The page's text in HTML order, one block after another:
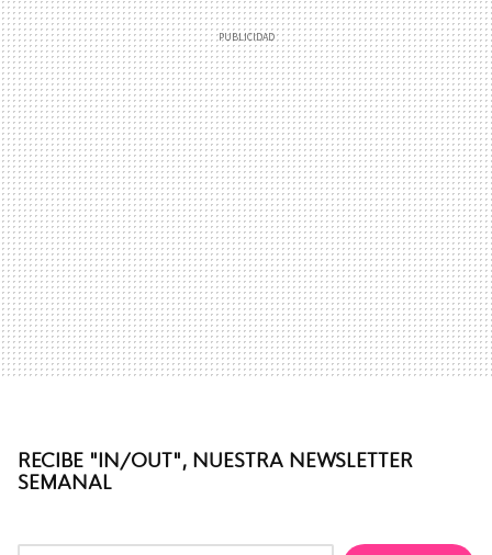
RECIBE "IN/OUT", NUESTRA NEWSLETTER
SEMANAL